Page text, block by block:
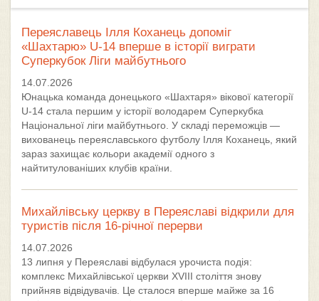
Переяславець Ілля Коханець допоміг
«Шахтарю» U-14 вперше в історії виграти
Суперкубок Ліги майбутнього
14.07.2026
Юнацька команда донецького «Шахтаря» вікової категорії
U-14 стала першим у історії володарем Суперкубка
Національної ліги майбутнього. У складі переможців —
вихованець переяславського футболу Ілля Коханець, який
зараз захищає кольори академії одного з
найтитулованіших клубів країни.
Михайлівську церкву в Переяславі відкрили для
туристів після 16-річної перерви
14.07.2026
13 липня у Переяславі відбулася урочиста подія:
комплекс Михайлівської церкви XVIII століття знову
прийняв відвідувачів. Це сталося вперше майже за 16